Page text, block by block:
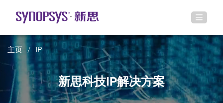
主页 IP
新思科技IP解决方案